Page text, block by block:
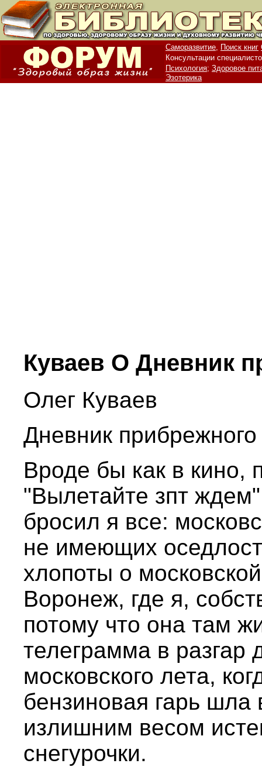
Саморазвитие, Поиск книг
Консультации
Психология; Здоровое
Эзотерика
Куваев О Дневник
Олег Куваев
Дневник
Вроде бы как в кино,
"Вылетайте зпт
бросил я все:
не имеющих
хлопоты о
Воронеж, где я,
потому что она там
телеграмма в разгар
московского лета,
бензиновая гарь
излишним весом
снегурочки.